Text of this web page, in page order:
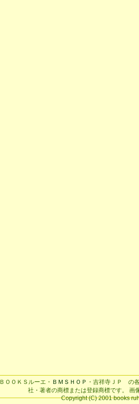
ＢＯＯＫＳルーエ・ ＢＭＳＨＯＰ ・吉祥寺ＪＰ の
社・著者の商標または登録商標です。 画
Copyright (C) 2001 books